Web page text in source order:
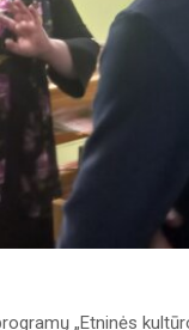
„Etninės